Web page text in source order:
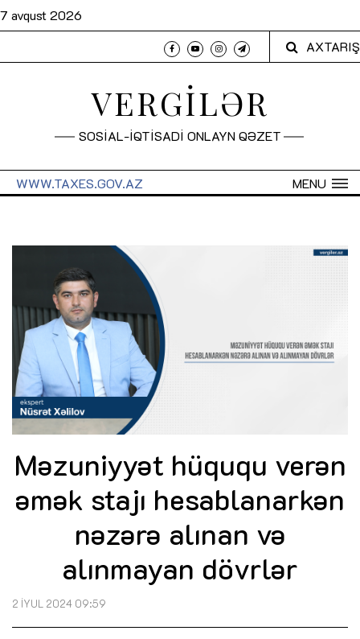
7 avqust 2026
AXTARIŞ
VERGİLƏR
SOSİAL-İQTİSADİ ONLAYN QƏZET
MENU
WWW.TAXES.GOV.AZ
Məzuniyyət hüququ verən
əmək stajı hesablanarkən
nəzərə alınan və
alınmayan dövrlər
2 İYUL 2024 09:59